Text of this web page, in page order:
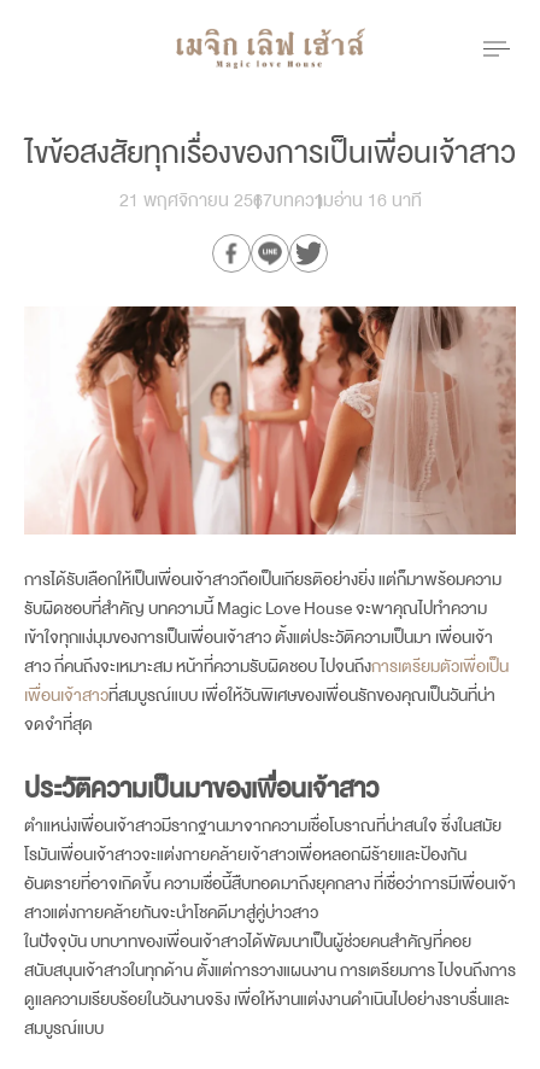
menu
book now
ไขข้อสงสัยทุกเรื่องของการเป็นเพื่อนเจ้าสาว
21 พฤศจิกายน 2567บทความอ่าน 16 นาที
การได้รับเลือกให้เป็นเพื่อนเจ้าสาวถือเป็นเกียรติอย่างยิ่ง แต่ก็มาพร้อมความ
รับผิดชอบที่สำคัญ บทความนี้ Magic Love House จะพาคุณไปทำความ
เข้าใจทุกแง่มุมของการเป็นเพื่อนเจ้าสาว ตั้งแต่ประวัติความเป็นมา เพื่อนเจ้า
สาว กี่คนถึงจะเหมาะสม หน้าที่ความรับผิดชอบ ไปจนถึงการเตรียมตัวเพื่อเป็น
เพื่อนเจ้าสาวที่สมบูรณ์แบบ เพื่อให้วันพิเศษของเพื่อนรักของคุณเป็นวันที่น่า
จดจำที่สุด
ประวัติความเป็นมาของเพื่อนเจ้าสาว
ตำแหน่งเพื่อนเจ้าสาวมีรากฐานมาจากความเชื่อโบราณที่น่าสนใจ ซึ่งในสมัย
โรมันเพื่อนเจ้าสาวจะแต่งกายคล้ายเจ้าสาวเพื่อหลอกผีร้ายและป้องกัน
อันตรายที่อาจเกิดขึ้น ความเชื่อนี้สืบทอดมาถึงยุคกลาง ที่เชื่อว่าการมีเพื่อนเจ้า
สาวแต่งกายคล้ายกันจะนำโชคดีมาสู่คู่บ่าวสาว
ในปัจจุบัน บทบาทของเพื่อนเจ้าสาวได้พัฒนาเป็นผู้ช่วยคนสำคัญที่คอย
สนับสนุนเจ้าสาวในทุกด้าน ตั้งแต่การวางแผนงาน การเตรียมการ ไปจนถึงการ
ดูแลความเรียบร้อยในวันงานจริง เพื่อให้งานแต่งงานดำเนินไปอย่างราบรื่นและ
สมบูรณ์แบบ